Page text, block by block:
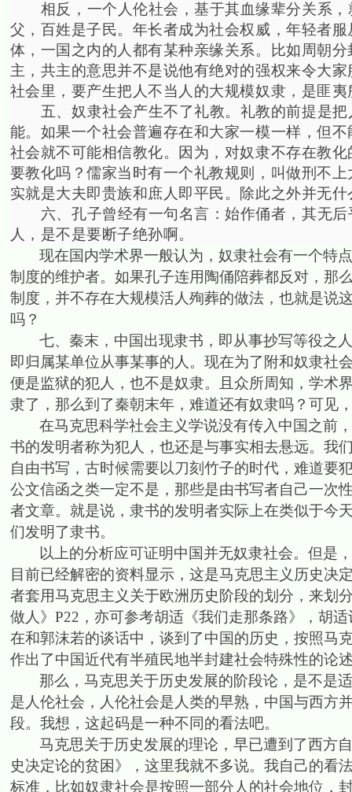
相反，一个人伦社会，基于其血缘辈分关系
父，百姓是子民。年长者成为社会权威，年轻者
体，一国之内的人都有某种亲缘关系。比如周朝
主，共主的意思并不是说他有绝对的强权来令大
社会里，要产生把人不当人的大规模奴隶，是匪夷
五、奴隶社会产生不了礼教。礼教的前提是
能。如果一个社会普遍存在和大家一模一样，但
社会就不可能相信教化。因为，对奴隶不存在教
要教化吗？儒家当时有一个礼教规则，叫做刑不
实就是大夫即贵族和庶人即平民。除此之外并无什
六、孔子曾经有一句名言：始作俑者，其无
人，是不是要断子绝孙啊。
现在国内学术界一般认为，奴隶社会有一个特
制度的维护者。如果孔子连用陶俑陪葬都反对，那
制度，并不存在大规模活人殉葬的做法，也就是说
吗？
七、秦末，中国出现隶书，即从事抄写等役之
即归属某单位从事某事的人。现在为了附和奴隶社
便是监狱的犯人，也不是奴隶。且众所周知，学术
隶了，那么到了秦朝末年，难道还有奴隶吗？可见
在马克思科学社会主义学说没有传入中国之前
书的发明者称为犯人，也还是与事实相去悬远。我
自由书写，古时候需要以刀刻竹子的时代，难道要
公文信函之类一定不是，那些是由书写者自己一次
者文章。就是说，隶书的发明者实际上在类似于今
们发明了隶书。
以上的分析应可证明中国并无奴隶社会。但是
目前已经解密的资料显示，这是马克思主义历史决
者套用马克思主义关于欧洲历史阶段的划分，来划
做人》 P22 ，亦可参考胡适《我们走那条路》，胡
在和郭沫若的谈话中，谈到了中国的历史，按照马
作出了中国近代有半殖民地半封建社会特殊性的论
那么，马克思关于历史发展的阶段论，是不是
是人伦社会，人伦社会是人类的早熟，中国与西方
段。我想，这起码是一种不同的看法吧。
马克思关于历史发展的理论，早已遭到了西方
史决定论的贫困》，这里我就不多说。我自己的看
标准，比如奴隶社会是按照一部分人的社会地位，